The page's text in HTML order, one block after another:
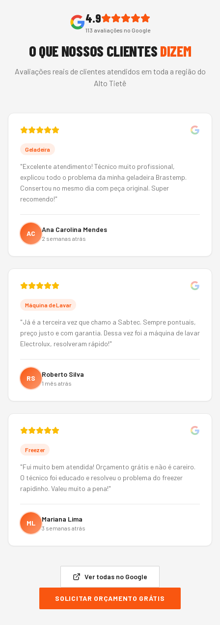
4.9
113 avaliações no Google
O QUE NOSSOS CLIENTESDIZEM
Avaliações reais de clientes atendidos em toda a região do
Alto Tietê
Geladeira
"Excelente atendimento! Técnico muito profissional,
explicou todo o problema da minha geladeira Brastemp.
Consertou no mesmo dia com peça original. Super
recomendo!"
AC Ana Carolina Mendes
2 semanas atrás
Máquina de Lavar
"Já é a terceira vez que chamo a Sabtec. Sempre pontuais,
preço justo e com garantia. Dessa vez foi a máquina de lavar
Electrolux, resolveram rápido!"
RS Roberto Silva
1 mês atrás
Freezer
"Fui muito bem atendida! Orçamento grátis e não é careiro.
O técnico foi educado e resolveu o problema do freezer
rapidinho. Valeu muito a pena!"
ML Mariana Lima
3 semanas atrás
Ver todas no Google
SOLICITAR ORÇAMENTO GRÁTIS